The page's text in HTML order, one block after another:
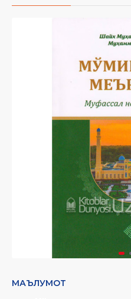
МАЪЛУМОТ